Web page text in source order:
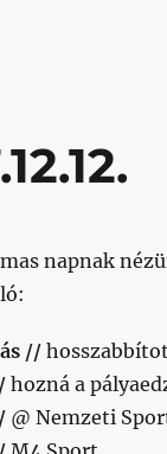
napnak
//
hozná a
@ Nemzeti